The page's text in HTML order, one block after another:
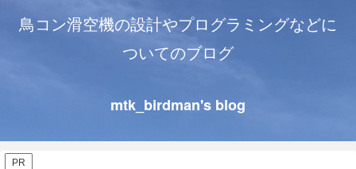
鳥コン滑空機の設計やプログラミングなどに
ついてのブログ
mtk_birdman's blog
PR